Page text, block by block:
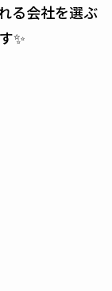
る会社を選ぶ
✨